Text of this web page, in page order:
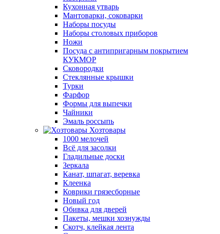
Кухонная утварь
Мантоварки, соковарки
Наборы посуды
Наборы столовых приборов
Ножи
Посуда с антипригарным покрытием
КУКМОР
Сковородки
Стеклянные крышки
Турки
Фарфор
Формы для выпечки
Чайники
Эмаль россыпь
Хозтовары
1000 мелочей
Всё для засолки
Гладильные доски
Зеркала
Канат, шпагат, веревка
Клеенка
Коврики грязесборные
Новый год
Обивка для дверей
Пакеты, мешки хознужды
Скотч, клейкая лента